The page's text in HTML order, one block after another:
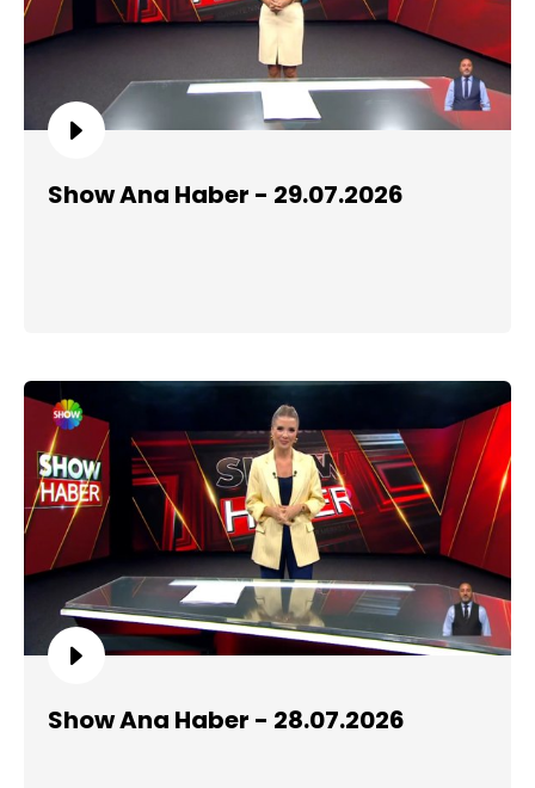
Show Ana Haber - 29.07.2026
Show Ana Haber - 28.07.2026